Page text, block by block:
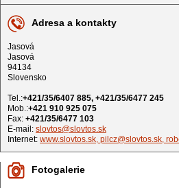
Adresa a kontakty
Jasová
Jasová
94134
Slovensko
Tel.:+421/35/6407 885, +421/35/6477 245
Mob.:+421 910 925 075
Fax: +421/35/6477 103
E-mail: slovtos@slovtos.sk
Internet: www.slovtos.sk, pilcz@slovtos.sk,
Fotogalerie